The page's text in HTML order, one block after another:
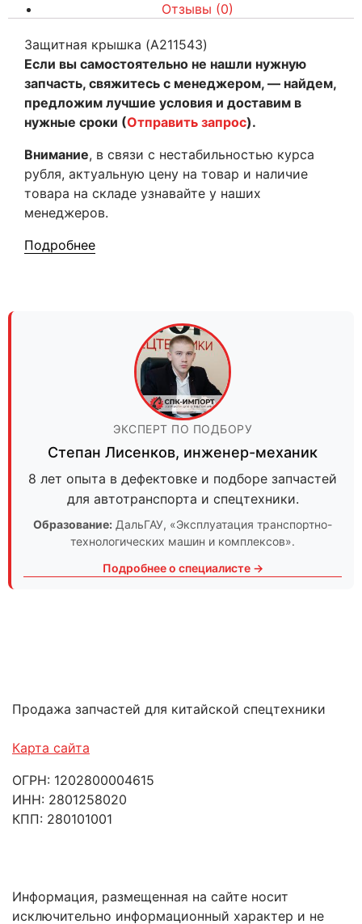
Отзывы (0)
Защитная крышка (A211543)
Если вы самостоятельно не нашли нужную
запчасть, свяжитесь с менеджером, — найдем,
предложим лучшие условия и доставим в
нужные сроки (Отправить запрос).
Внимание, в связи с нестабильностью курса
рубля, актуальную цену на товар и наличие
товара на складе узнавайте у наших
менеджеров.
Подробнее
ЭКСПЕРТ ПО ПОДБОРУ
Степан Лисенков, инженер-механик
8 лет опыта в дефектовке и подборе запчастей
для автотранспорта и спецтехники.
Образование: ДальГАУ, «Эксплуатация транспортно-
технологических машин и комплексов».
Подробнее о специалисте →
Продажа запчастей для китайской спецтехники
Карта сайта
ОГРН: 1202800004615
ИНН: 2801258020
КПП: 280101001
Информация, размещенная на сайте носит
исключительно информационный характер и не